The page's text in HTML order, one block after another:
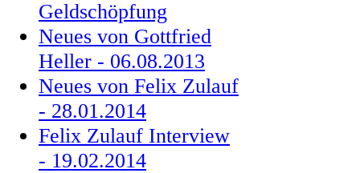
Geldschöpfung
Neues von Gottfried
Heller - 06.08.2013
Neues von Felix Zulauf
- 28.01.2014
Felix Zulauf Interview
- 19.02.2014